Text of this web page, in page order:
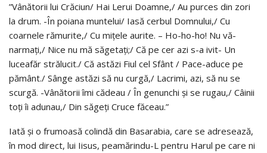
”Vânătorii lui Crăciun/ Hai Lerui Doamne,/ Au purces din zori
la drum. -În poiana muntelui/ Iasă cerbul Domnului,/ Cu
coarnele rămurite,/ Cu miţele aurite. – Ho-ho-ho! Nu vă-
narmaţi,/ Nice nu mă săgetaţi;/ Că pe cer azi s-a ivit- Un
luceafăr strălucit./ Că astăzi Fiul cel Sfânt / Pace-aduce pe
pământ./ Sânge astăzi să nu curgă,/ Lacrimi, azi, să nu se
scurgă. -Vânătorii îmi cădeau / În genunchi şi se rugau,/ Câinii
toţi îi adunau,/ Din săgeţi Cruce făceau.”
Iată şi o frumoasă colindă din Basarabia, care se adresează,
în mod direct, lui Iisus, peamărindu-L pentru Harul pe care ni